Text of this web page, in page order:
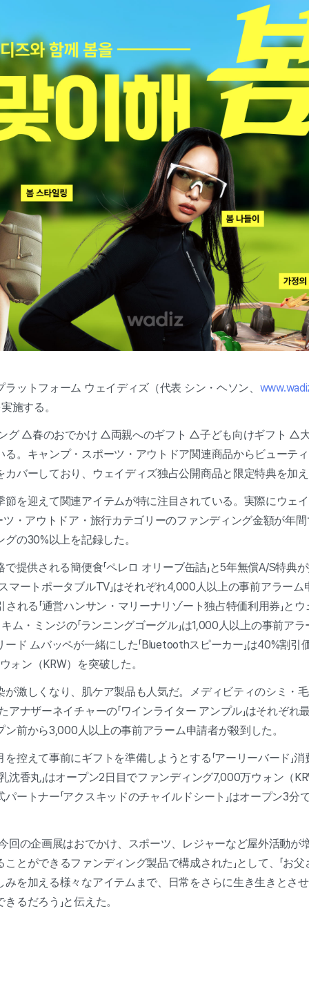
ットフォーム ウェイディズ（代表 シン・ヘソン、
施する。
グ △春のおでかけ △両親へのギフト △子ども向けギフト △
る。キャンプ・スポーツ・アウトドア関連商品からビューテ
カバーしており、ウェイディズ独占公開商品と限定特典を加
節を迎えて関連アイテムが特に注目されている。実際にウェ
・アウトドア・旅行カテゴリーのファンディング金額が年
の30%以上を記録した。
提供される簡便食「ペレロ オリーブ缶詰」と5年無償A/S特典
マートポータブルTV」はそれぞれ4,000人以上の事前アラー
れる「通営ハンサン・マリーナリゾート独占特価利用券」と
ム・ミンジの「ランニングゴーグル」は1,000人以上の事前ア
ド ムバッペが一緒にした「Bluetoothスピーカー」は40%割引
ォン（KRW）を突破した。
激しくなり、肌ケア製品も人気だ。メディビティのシミ・毛
アナザーネイチャーの「ワインライター アンプル」はそれぞれ
ン前から3,000人以上の事前アラーム申請者が殺到した。
控えて事前にギフトを準備しようとする「アーリーバード」
沈香丸」はオープン2日目でファンディング7,000万ウォン（
ートナー「アクスキッドのチャイルドシート」はオープン3分
回の企画展はおでかけ、スポーツ、レジャーなど屋外活動が
とができるファンディング製品で構成された」として、「お
みを加える様々なアイテムまで、日常をさらに生き生きとさ
るだろう」と伝えた。